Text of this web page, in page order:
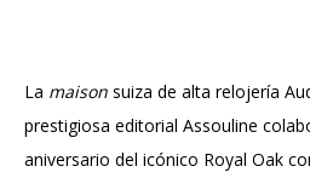
La maison suiza de alta relojería
prestigiosa editorial Assouline
aniversario del icónico Royal Oak